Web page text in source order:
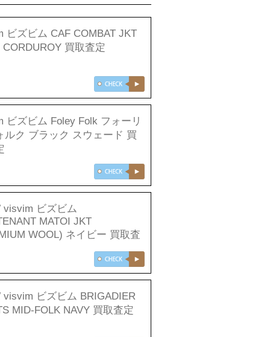
ビズビム CAF COMBAT JKT
CORDUROY 買取査定
ビズビム Foley Folk フォーリ
ルク ブラック スウェード 買
visvim ビズビム
MATOI JKT
WOOL) ネイビー 買取査
visvim ビズビム BRIGADIER
MID-FOLK NAVY 買取査定